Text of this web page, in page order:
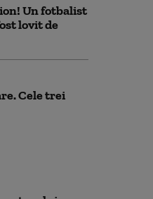
Un fotbalist
lovit de
Cele trei